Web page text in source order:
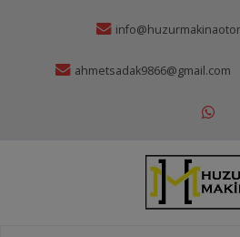
ahmetsadak9866@gmail.com